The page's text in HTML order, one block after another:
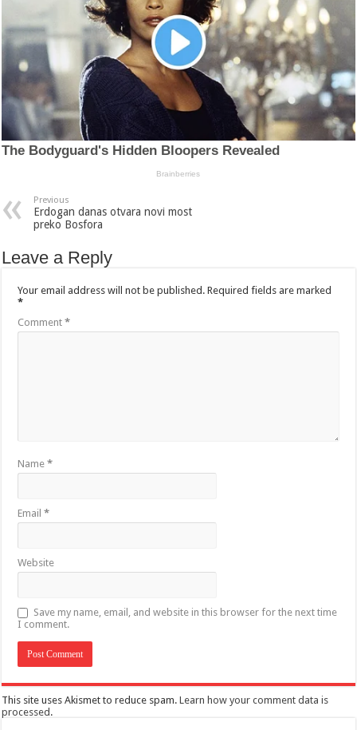
Previous
Erdogan danas otvara novi most
preko Bosfora
Leave a Reply
Your email address will not be published. Required fields are marked
*
Comment*
Name*
Email*
Website
Save my name, email, and website in this browser for the next time
I comment.
This site uses Akismet to reduce spam.Learn how your comment data is
processed.